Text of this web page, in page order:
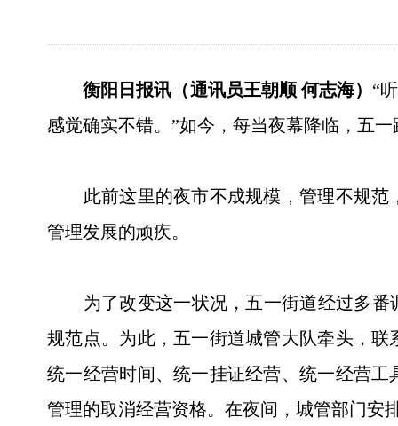
衡阳日报讯（通讯员王朝顺 何志海） “
感觉确实不错。”如今，每当夜幕降临，五
此前这里的夜市不成规模，管理不规范
管理发展的顽疾。
为了改变这一状况，五一街道经过多番
规范点。为此，五一街道城管大队牵头，
统一经营时间、统一挂证经营、统一经营
管理的取消经营资格。在夜间，城管部门安